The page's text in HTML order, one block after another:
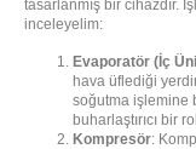
tasarlanmış bir cihazdır.
inceleyelim:
Evaporatör (İç
hava üflediği
soğutma işlemine
buharlaştırıcı bir
Kompresör: